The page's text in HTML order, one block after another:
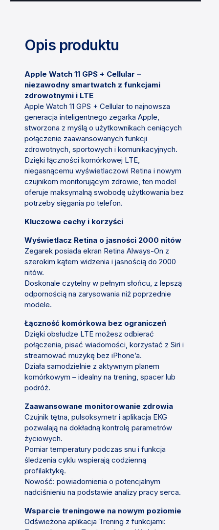
Opis produktu
Apple Watch 11 GPS + Cellular –
niezawodny smartwatch z funkcjami
zdrowotnymi i LTE
Apple Watch 11 GPS + Cellular to najnowsza
generacja inteligentnego zegarka Apple,
stworzona z myślą o użytkownikach ceniących
połączenie zaawansowanych funkcji
zdrowotnych, sportowych i komunikacyjnych.
Dzięki łączności komórkowej LTE,
niegasnącemu wyświetlaczowi Retina i nowym
czujnikom monitorującym zdrowie, ten model
oferuje maksymalną swobodę użytkowania bez
potrzeby sięgania po telefon.
Kluczowe cechy i korzyści
Wyświetlacz Retina o jasności 2000 nitów
Zegarek posiada ekran Retina Always-On z
szerokim kątem widzenia i jasnością do 2000
nitów.
Doskonale czytelny w pełnym słońcu, z lepszą
odpornością na zarysowania niż poprzednie
modele.
Łączność komórkowa bez ograniczeń
Dzięki obsłudze LTE możesz odbierać
połączenia, pisać wiadomości, korzystać z Siri i
streamować muzykę bez iPhone’a.
Działa samodzielnie z aktywnym planem
komórkowym – idealny na trening, spacer lub
podróż.
Zaawansowane monitorowanie zdrowia
Czujnik tętna, pulsoksymetr i aplikacja EKG
pozwalają na dokładną kontrolę parametrów
życiowych.
Pomiar temperatury podczas snu i funkcja
śledzenia cyklu wspierają codzienną
profilaktykę.
Nowość: powiadomienia o potencjalnym
nadciśnieniu na podstawie analizy pracy serca.
Wsparcie treningowe na nowym poziomie
Odświeżona aplikacja Trening z funkcjami: